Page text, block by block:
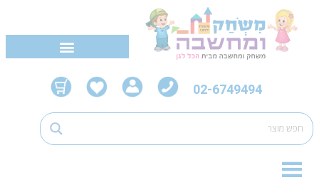
02-6749494